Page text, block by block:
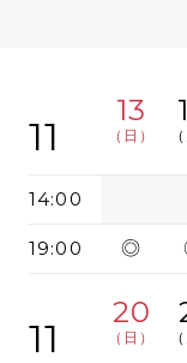
11
13
（日）
14:00
19:00 ◎
11
20
（日）